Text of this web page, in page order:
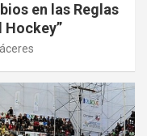
en las Reglas
Hockey”